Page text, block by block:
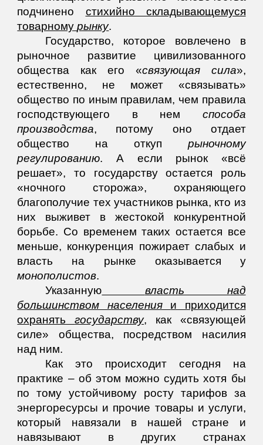
подчинено стихийно складывающемуся
товарномурынку.
Государство, которое вовлечено в
рыночное развитие цивилизованного
общества как его «связующая сила»,
естественно, не может «связывать»
общество по иным правилам, чем правила
господствующего в нем способа
производства, потому оно отдает
общество на откуп рыночному
регулированию. А если рынок «всё
решает», то государству остается роль
«ночного сторожа», охраняющего
благополучие тех участников рынка, кто из
них выживет в жестокой конкурентной
борьбе. Со временем таких остается все
меньше, конкуренция пожирает слабых и
власть на рынке оказывается у
монополистов.
Указанную
власть над
большинством населения и приходится
охранятьгосударству,
как «связующей
силе» общества, посредством насилия
над ним.
Как это происходит сегодня на
практике – об этом можно судить хотя бы
по тому устойчивому росту тарифов за
энергоресурсы и прочие товары и услуги,
который навязали в нашей стране и
навязывают в других странах